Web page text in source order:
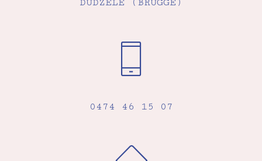
DUDZELE (BRUGGE)
0474 46 15 07